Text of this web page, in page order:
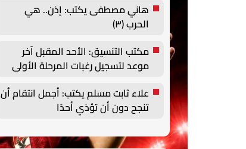
هاني مصطفى يكتب: إذن.. هي
الحرب (٣)
مكتب التنسيق: الأحد المقبل آخر
موعد لتسجيل رغبات المرحلة الأولى
علاء ثابت مسلم يكتب: أجمل انتقام أن
تنجح دون أن تؤذي أحدًا